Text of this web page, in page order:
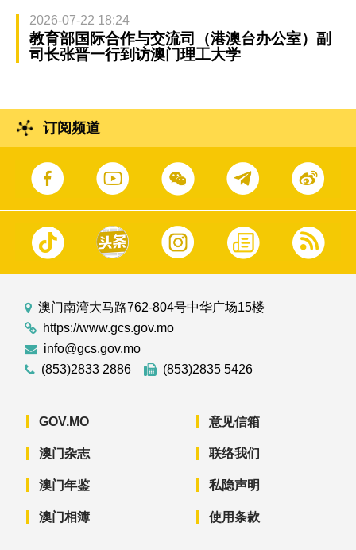
2026-07-22 18:24
教育部国际合作与交流司（港澳台办公室）副
司长张晋一行到访澳门理工大学
订阅频道
澳门南湾大马路762-804号中华广场15楼
https://www.gcs.gov.mo
info@gcs.gov.mo
(853)2833 2886
(853)2835 5426
GOV.MO
澳门杂志
澳门年鉴
澳门相簿
意见信箱
联络我们
私隐声明
使用条款